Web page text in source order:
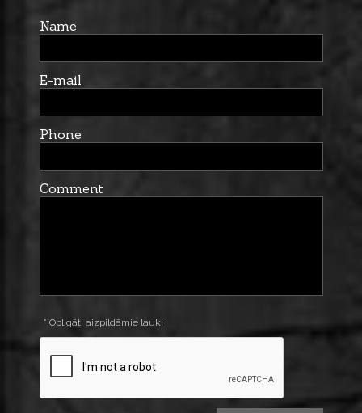
Name
E-mail
Phone
Comment
* Obligāti aizpildāmie lauki